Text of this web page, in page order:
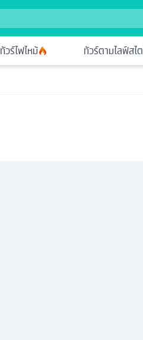
ทัวร์ไฟไหม้ ทัวร์ตามไลฟ์สไ